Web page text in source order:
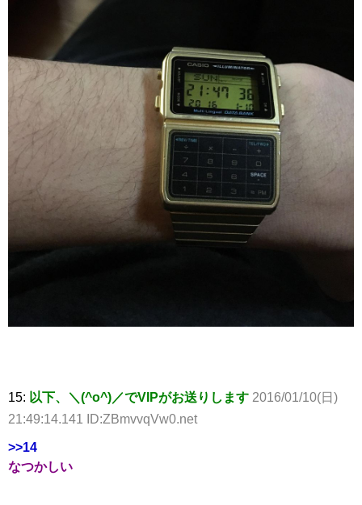
15: 以下、＼(^o^)／でVIPがお送りします 2016/01/10(日)
21:49:14.141 ID:ZBmvvqVw0.net
>>14
なつかしい